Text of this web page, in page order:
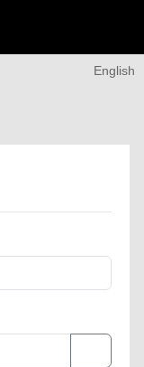
English